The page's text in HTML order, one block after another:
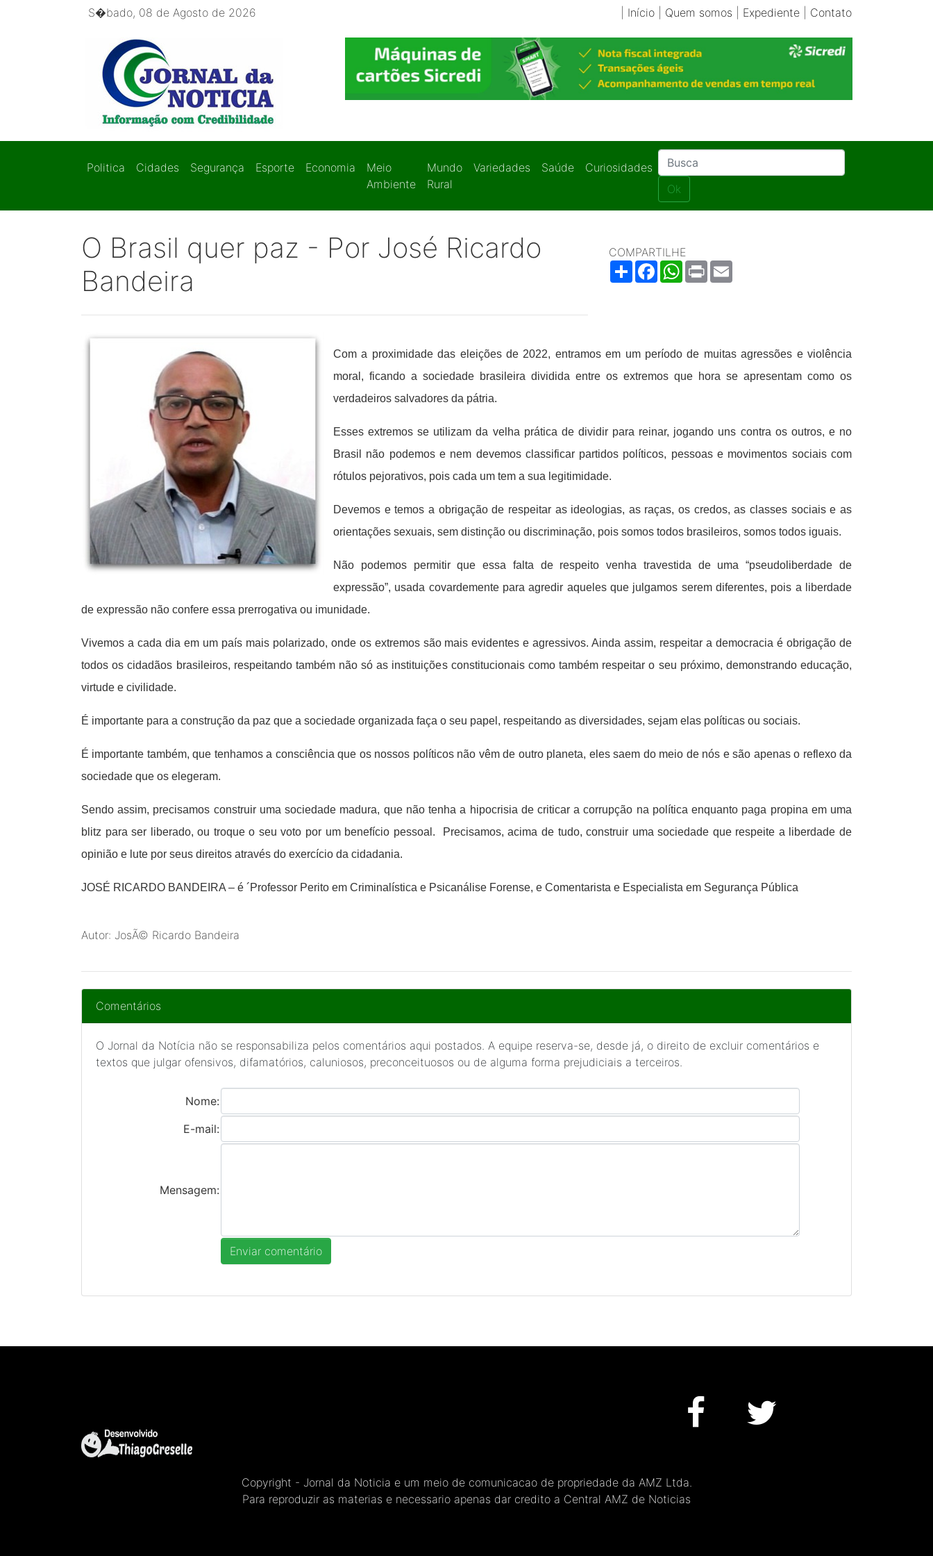
S�bado, 08 de Agosto de 2026 Início| Quem somos Expediente| Contato
Politica Cidades Segurança Esporte Economia
Meio
Ambiente
Mundo
Rural
Variedades Saúde
Curiosidades
Ok
O Brasil quer paz - Por José Ricardo
Bandeira
COMPARTILHE
ShareFacebookWhatsApp
Print
Com a proximidade das eleições de 2022, entramos em um período de muitas agressões e violência
moral, ficando a sociedade brasileira dividida entre os extremos que hora se apresentam como os
verdadeiros salvadores da pátria.
Esses extremos se utilizam da velha prática de dividir para reinar, jogando uns contra os outros, e no
Brasil não podemos e nem devemos classificar partidos políticos, pessoas e movimentos sociais com
rótulos pejorativos, pois cada um tem a sua legitimidade.
Devemos e temos a obrigação de respeitar as ideologias, as raças, os credos, as classes sociais e as
orientações sexuais, sem distinção ou discriminação, pois somos todos brasileiros, somos todos iguais.
Não podemos permitir que essa falta de respeito venha travestida de uma “pseudoliberdade de
expressão”, usada covardemente para agredir aqueles que julgamos serem diferentes, pois a liberdade
de expressão não confere essa prerrogativa ou imunidade.
Vivemos a cada dia em um país mais polarizado, onde os extremos são mais evidentes e agressivos. Ainda assim, respeitar a democracia é obrigação de
todos os cidadãos brasileiros, respeitando também não só as instituições constitucionais como também respeitar o seu próximo, demonstrando educação,
virtude e civilidade.
É importante para a construção da paz que a sociedade organizada faça o seu papel, respeitando as diversidades, sejam elas políticas ou sociais.
É importante também, que tenhamos a consciência que os nossos políticos não vêm de outro planeta, eles saem do meio de nós e são apenas o reflexo da
sociedade que os elegeram.
Sendo assim, precisamos construir uma sociedade madura, que não tenha a hipocrisia de criticar a corrupção na política enquanto paga propina em uma
blitz para ser liberado, ou troque o seu voto por um benefício pessoal. Precisamos, acima de tudo, construir uma sociedade que respeite a liberdade de
opinião e lute por seus direitos através do exercício da cidadania.
JOSÉ RICARDO BANDEIRA – é ´Professor Perito em Criminalística e Psicanálise Forense, e Comentarista e Especialista em Segurança Pública
Autor: JosÃ© Ricardo Bandeira
Comentários
O Jornal da Notícia não se responsabiliza pelos comentários aqui postados. A equipe reserva-se, desde já, o direito de excluir comentários e
textos que julgar ofensivos, difamatórios, caluniosos, preconceituosos ou de alguma forma prejudiciais a terceiros.
Nome:
E-mail:
Mensagem:
Copyright - Jornal da Noticia e um meio de comunicacao de propriedade da AMZ Ltda.
Para reproduzir as materias e necessario apenas dar credito a Central AMZ de Noticias